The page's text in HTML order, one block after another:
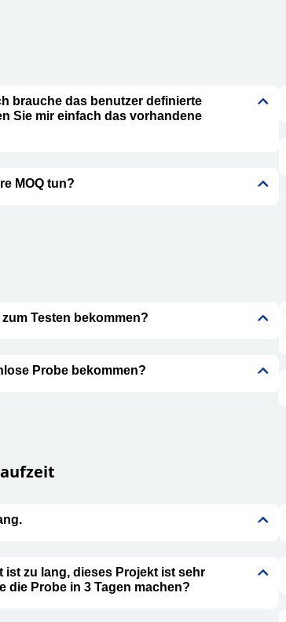
brauche das benutzer definierte
Sie mir einfach das vorhandene
MOQ tun?
Testen bekommen?
Probe bekommen?
ist zu lang, dieses Projekt ist sehr
die Probe in 3 Tagen machen?